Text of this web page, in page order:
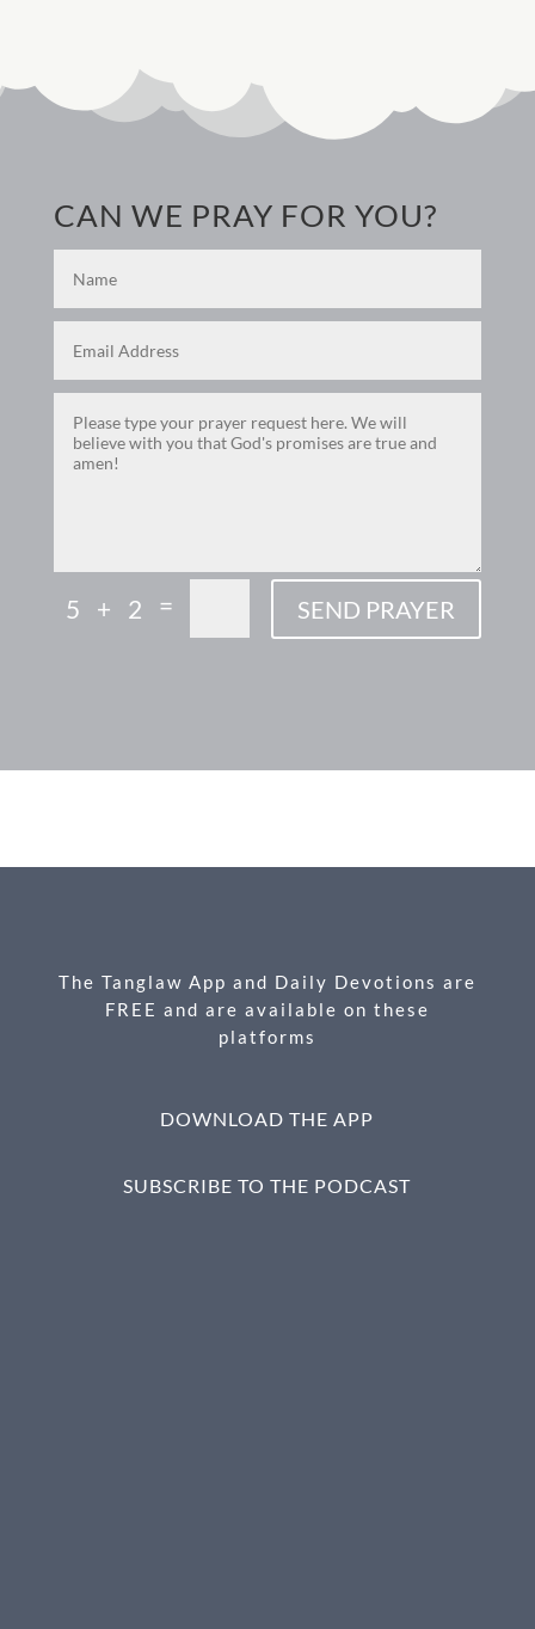
CAN WE PRAY FOR YOU?
5 + 2 = SEND PRAYER
ac
b
k
es
n
m ri h
e
The Tanglaw App and Daily Devotions are
FREE and are available on these
platforms
DOWNLOAD THE APP
SUBSCRIBE TO THE PODCAST